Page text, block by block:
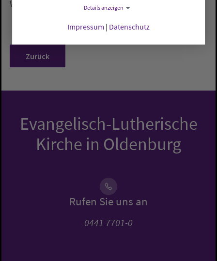
Weidetierhaltung entzünden.
Zurück
Evangelisch-Lutherische
Kirche in Oldenburg
Rufen Sie uns an
0441 7701-0
Details anzeigen
Impressum | Datenschutz